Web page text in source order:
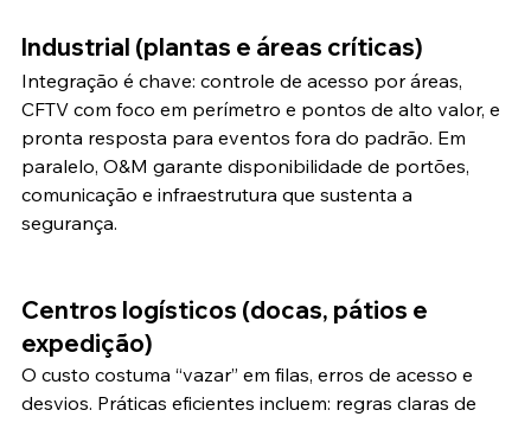
Industrial (plantas e áreas críticas)
Integração é chave: controle de acesso por áreas,
CFTV com foco em perímetro e pontos de alto valor, e
pronta resposta para eventos fora do padrão. Em
paralelo, O&M garante disponibilidade de portões,
comunicação e infraestrutura que sustenta a
segurança.
Centros logísticos (docas, pátios e
expedição)
O custo costuma “vazar” em filas, erros de acesso e
desvios. Práticas eficientes incluem: regras claras de